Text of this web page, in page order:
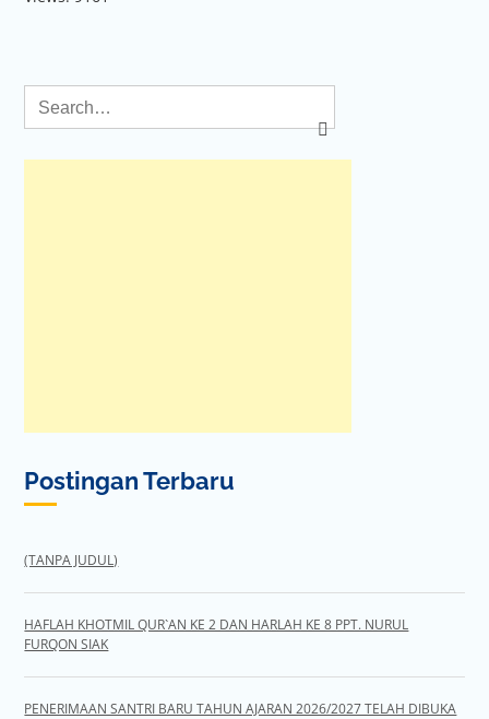
Postingan Terbaru
(TANPA JUDUL)
HAFLAH KHOTMIL QUR`AN KE 2 DAN HARLAH KE 8 PPT. NURUL
FURQON SIAK
PENERIMAAN SANTRI BARU TAHUN AJARAN 2026/2027 TELAH DIBUKA